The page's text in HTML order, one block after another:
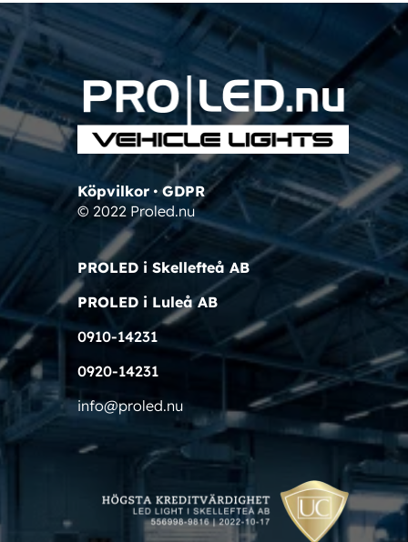
Köpvilkor•GDPR
© 2022 Proled.nu
PROLED i Skellefteå AB
PROLED i Luleå AB
0910-14231
0920-14231
info@proled.nu